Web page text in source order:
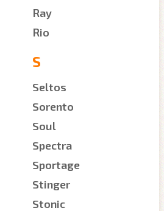
Ray
Rio
S
Seltos
Sorento
Soul
Spectra
Sportage
Stinger
Stonic